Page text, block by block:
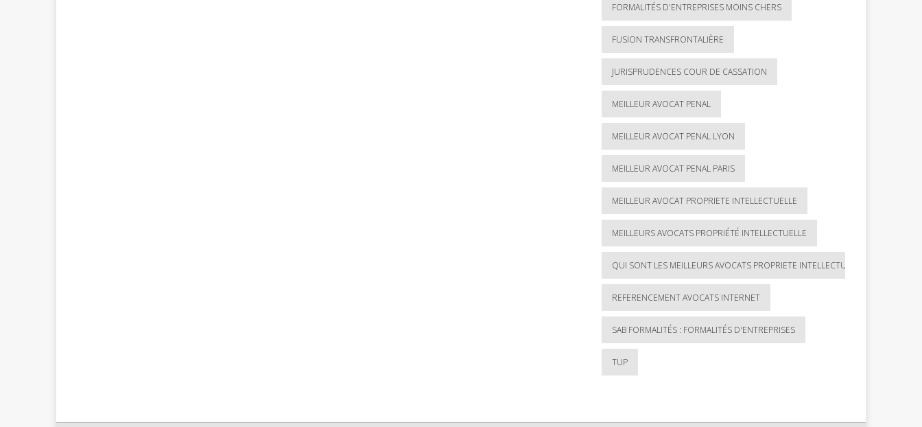
FORMALITÉS D'ENTREPRISES MOINS CHERS
FUSION TRANSFRONTALIÈRE
JURISPRUDENCES COUR DE CASSATION
MEILLEUR AVOCAT PENAL
MEILLEUR AVOCAT PENAL LYON
MEILLEUR AVOCAT PENAL PARIS
MEILLEUR AVOCAT PROPRIETE INTELLECTUELLE
MEILLEURS AVOCATS PROPRIÉTÉ INTELLECTUELLE
QUI SONT LES MEILLEURS AVOCATS PROPRIETE INTELLECTUELLE ?
REFERENCEMENT AVOCATS INTERNET
SAB FORMALITÉS : FORMALITÉS D'ENTREPRISES
TUP